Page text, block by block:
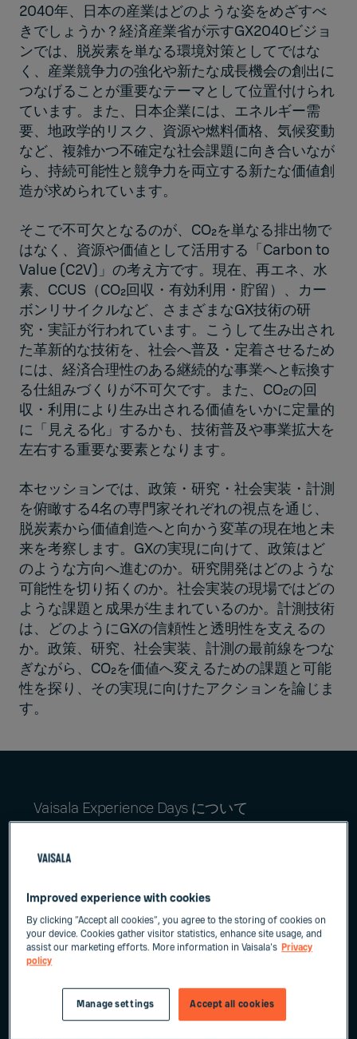
2040年、日本の産業はどのような姿をめざすべ
きでしょうか？経済産業省が示すGX2040ビジョ
ンでは、脱炭素を単なる環境対策としてではな
く、産業競争力の強化や新たな成長機会の創出に
つなげることが重要なテーマとして位置付けられ
ています。また、日本企業には、エネルギー需
要、地政学的リスク、資源や燃料価格、気候変動
など、複雑かつ不確定な社会課題に向き合いなが
ら、持続可能性と競争力を両立する新たな価値創
造が求められています。
そこで不可欠となるのが、CO₂を単なる排出物で
はなく、資源や価値として活用する「Carbon to
Value (C2V)」の考え方です。現在、再エネ、水
素、CCUS（CO₂回収・有効利用・貯留）、カー
ボンリサイクルなど、さまざまなGX技術の研
究・実証が行われています。こうして生み出され
た革新的な技術を、社会へ普及・定着させるため
には、経済合理性のある継続的な事業へと転換す
る仕組みづくりが不可欠です。また、CO₂の回
収・利用により生み出される価値をいかに定量的
に「見える化」するかも、技術普及や事業拡大を
左右する重要な要素となります。
本セッションでは、政策・研究・社会実装・計測
を俯瞰する4名の専門家それぞれの視点を通じ、
脱炭素から価値創造へと向かう変革の現在地と未
来を考察します。GXの実現に向けて、政策はど
のような方向へ進むのか。研究開発はどのような
可能性を切り拓くのか。社会実装の現場ではどの
ような課題と成果が生まれているのか。計測技術
は、どのようにGXの信頼性と透明性を支えるの
か。政策、研究、社会実装、計測の最前線をつな
ぎながら、CO₂を価値へ変えるための課題と可能
性を探り、その実現に向けたアクションを論じま
す。
Vaisala Experience Days について
このたび、「Vaisala Experience Days 2026
Improved experience with cookies
By clicking “Accept all cookies”, you agree to the storing of cookies on
your device. Cookies gather visitor statistics, enhance site usage, and
assist our marketing efforts. More information in Vaisala's Privacy
policy
Accept all cookies
Manage settings